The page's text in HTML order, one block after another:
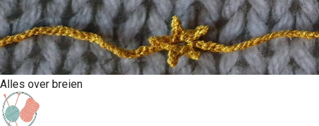
Alles over breien